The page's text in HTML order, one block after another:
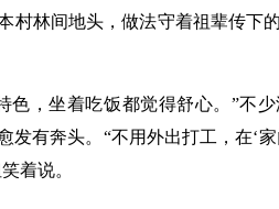
村林间地头，做法守着祖辈传下
色，坐着吃饭都觉得舒心。”不
有奔头。“不用外出打工，在‘家
着说。